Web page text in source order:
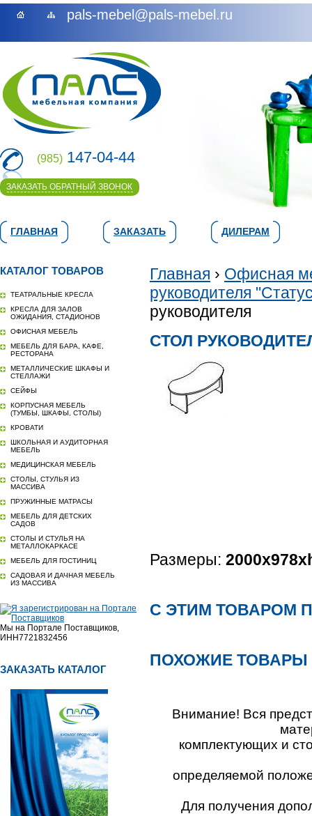
pals-mebel@pals-mebel.ru
(985) 147-04-44
ЗАКАЗАТЬ ОБРАТНЫЙ ЗВОНОК
ГЛАВНАЯ ЗАКАЗАТЬ ДИЛЕРАМ
КАТАЛОГ ТОВАРОВ
ТЕАТРАЛЬНЫЕ КРЕСЛА
КРЕСЛА ДЛЯ ЗАЛОВ
ОЖИДАНИЯ, СТАДИОНОВ
ОФИСНАЯ МЕБЕЛЬ
МЕБЕЛЬ ДЛЯ БАРА, КАФЕ,
РЕСТОРАНА
МЕТАЛЛИЧЕСКИЕ ШКАФЫ И
СТЕЛЛАЖИ
СЕЙФЫ
КОРПУСНАЯ МЕБЕЛЬ
(ТУМБЫ, ШКАФЫ, СТОЛЫ)
КРОВАТИ
ШКОЛЬНАЯ И АУДИТОРНАЯ
МЕБЕЛЬ
МЕДИЦИНСКАЯ МЕБЕЛЬ
СТОЛЫ, СТУЛЬЯ ИЗ
МАССИВА
ПРУЖИННЫЕ МАТРАСЫ
МЕБЕЛЬ ДЛЯ ДЕТСКИХ
САДОВ
СТОЛЫ И СТУЛЬЯ НА
МЕТАЛЛОКАРКАСЕ
МЕБЕЛЬ ДЛЯ ГОСТИНИЦ
САДОВАЯ И ДАЧНАЯ МЕБЕЛЬ
ИЗ МАССИВА
Мы на Портале Поставщиков,
ИНН7721832456
ЗАКАЗАТЬ КАТАЛОГ
Главная › Офисная
руководителя
руководителя
СТОЛ
Размеры:
С ЭТИМ ТОВАРОМ
ПОХОЖИЕ ТОВАРЫ
Внимание! Вся
комплектующих и
определяемой
Для получения